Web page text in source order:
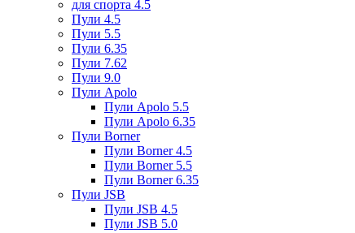
для спорта 4.5
Пули 4.5
Пули 5.5
Пули 6.35
Пули 7.62
Пули 9.0
Пули Apolo
Пули Apolo 5.5
Пули Apolo 6.35
Пули Borner
Пули Borner 4.5
Пули Borner 5.5
Пули Borner 6.35
Пули JSB
Пули JSB 4.5
Пули JSB 5.0